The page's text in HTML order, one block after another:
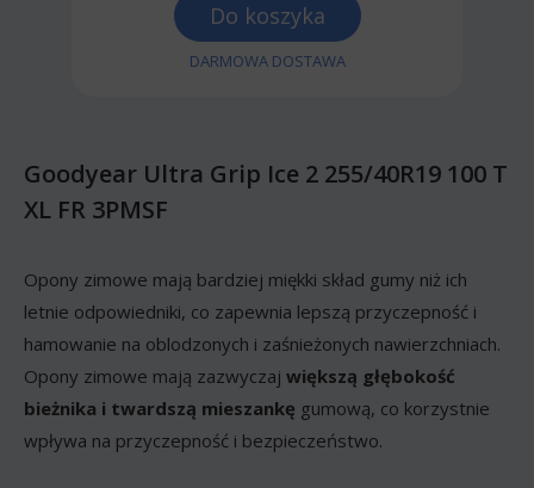
Do koszyka
DARMOWA DOSTAWA
Goodyear Ultra Grip Ice 2 255/40R19 100 T
XL FR 3PMSF
Opony zimowe mają bardziej miękki skład gumy niż ich
letnie odpowiedniki, co zapewnia lepszą przyczepność i
hamowanie na oblodzonych i zaśnieżonych nawierzchniach.
Opony zimowe mają zazwyczaj większą głębokość
bieżnika i twardszą mieszankę gumową, co korzystnie
wpływa na przyczepność i bezpieczeństwo.